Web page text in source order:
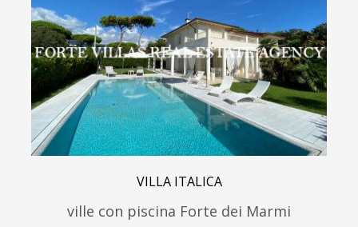
VILLA ITALICA
ville con piscina Forte dei Marmi